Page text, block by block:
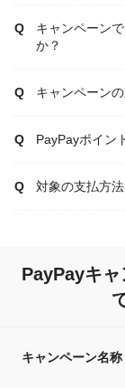
キャンペーン
か？
キャンペーン
PayPayポイン
対象の支払方
PayPayキ
キャンペーン名称